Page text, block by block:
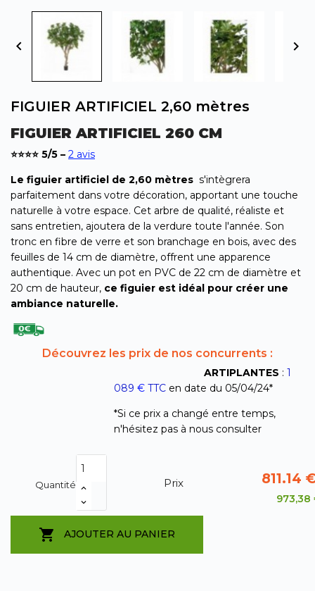
 
FIGUIER ARTIFICIEL 2,60 mètres
FIGUIER ARTIFICIEL 260 CM
⭐⭐⭐⭐ 5/5 – 2 avis
Le figuier artificiel de 2,60 mètres s'intègrera
parfaitement dans votre décoration, apportant une touche
naturelle à votre espace. Cet arbre de qualité, réaliste et
sans entretien, ajoutera de la verdure toute l'année. Son
tronc en fibre de verre et son branchage en bois, avec des
feuilles de 14 cm de diamètre, offrent une apparence
authentique. Avec un pot en PVC de 22 cm de diamètre et
20 cm de hauteur, ce figuier est idéal pour créer une
ambiance naturelle.
Découvrez les prix de nos concurrents :
ARTIPLANTES : 1
089 € TTC en date du 05/04/24*
*Si ce prix a changé entre temps,
n'hésitez pas à nous consulter
Quantité Prix 811.14
973,38
 AJOUTER AU PANIER